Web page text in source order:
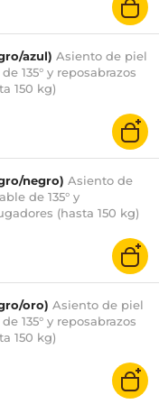
azul) Asiento de piel
135° y reposabrazos
150 kg)
negro) Asiento de
de 135° y
(hasta 150 kg)
oro) Asiento de piel
135° y reposabrazos
150 kg)